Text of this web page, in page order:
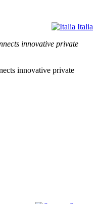
Italia
innovative private
innovative private